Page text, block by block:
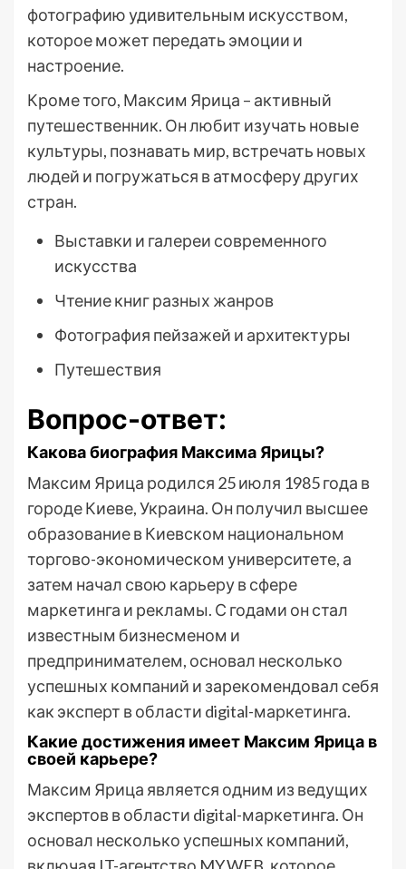
фотографию удивительным искусством,
которое может передать эмоции и
настроение.
Кроме того, Максим Ярица – активный
путешественник. Он любит изучать новые
культуры, познавать мир, встречать новых
людей и погружаться в атмосферу других
стран.
Выставки и галереи современного
искусства
Чтение книг разных жанров
Фотография пейзажей и архитектуры
Путешествия
Вопрос-ответ:
Какова биография Максима Ярицы?
Максим Ярица родился 25 июля 1985 года в
городе Киеве, Украина. Он получил высшее
образование в Киевском национальном
торгово-экономическом университете, а
затем начал свою карьеру в сфере
маркетинга и рекламы. С годами он стал
известным бизнесменом и
предпринимателем, основал несколько
успешных компаний и зарекомендовал себя
как эксперт в области digital-маркетинга.
Какие достижения имеет Максим Ярица в
своей карьере?
Максим Ярица является одним из ведущих
экспертов в области digital-маркетинга. Он
основал несколько успешных компаний,